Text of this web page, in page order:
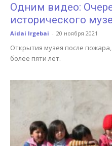
Одним видео:
исторического
Aidai Irgebai - 20 ноября 2021
Открытия музея после
более пяти лет.